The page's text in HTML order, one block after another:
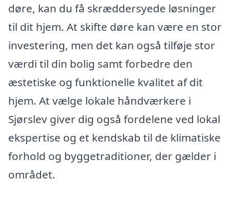
døre, kan du få skræddersyede løsninger
til dit hjem. At skifte døre kan være en stor
investering, men det kan også tilføje stor
værdi til din bolig samt forbedre den
æstetiske og funktionelle kvalitet af dit
hjem. At vælge lokale håndværkere i
Sjørslev giver dig også fordelene ved lokal
ekspertise og et kendskab til de klimatiske
forhold og byggetraditioner, der gælder i
området.